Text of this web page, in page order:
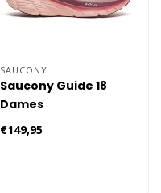
SAUCONY
Saucony Guide 18
Dames
€149,95